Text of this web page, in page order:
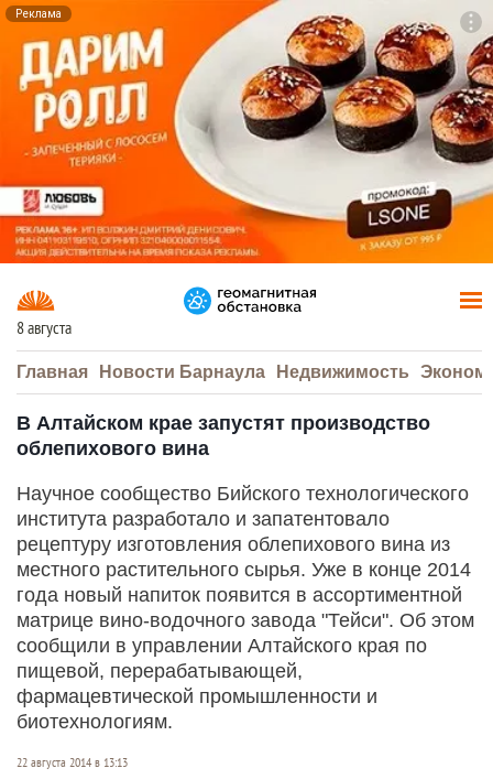
Реклама
8 августа
Главная Новости Барнаула Недвижимость
В Алтайском крае запустят производство
облепихового вина
Научное сообщество Бийского технологического
института разработало и запатентовало
рецептуру изготовления облепихового вина из
местного растительного сырья. Уже в конце 2014
года новый напиток появится в ассортиментной
матрице вино-водочного завода "Тейси". Об этом
сообщили в управлении Алтайского края по
пищевой, перерабатывающей,
фармацевтической промышленности и
биотехнологиям.
22 августа 2014 в 13:13